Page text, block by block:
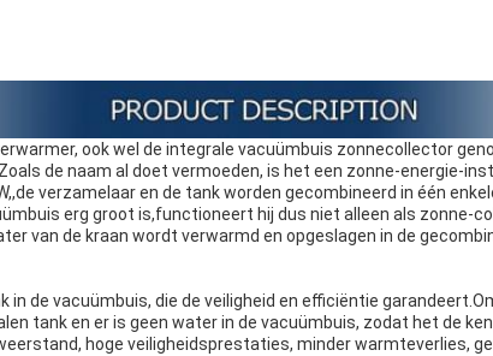
ook wel de integrale vacuümbuis zonnecollector
de naam al doet vermoeden, is het een zonne-energie-
verzamelaar en de tank worden gecombineerd in één
erg groot is,functioneert hij dus niet alleen als zonne-
van de kraan wordt verwarmd en opgeslagen in de
in de vacuümbuis, die de veiligheid en efficiëntie
tank en er is geen water in de vacuümbuis, zodat het de
hoge veiligheidsprestaties, minder warmteverlies,